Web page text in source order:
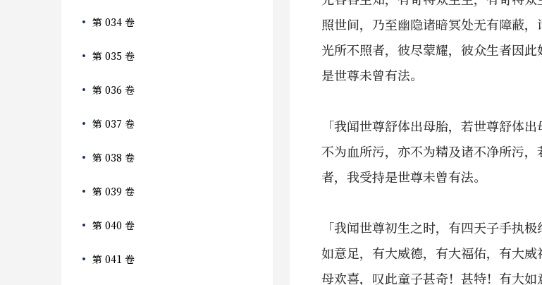
第 034 卷
第 035 卷
第 036 卷
第 037 卷
第 038 卷
第 039 卷
第 040 卷
第 041 卷